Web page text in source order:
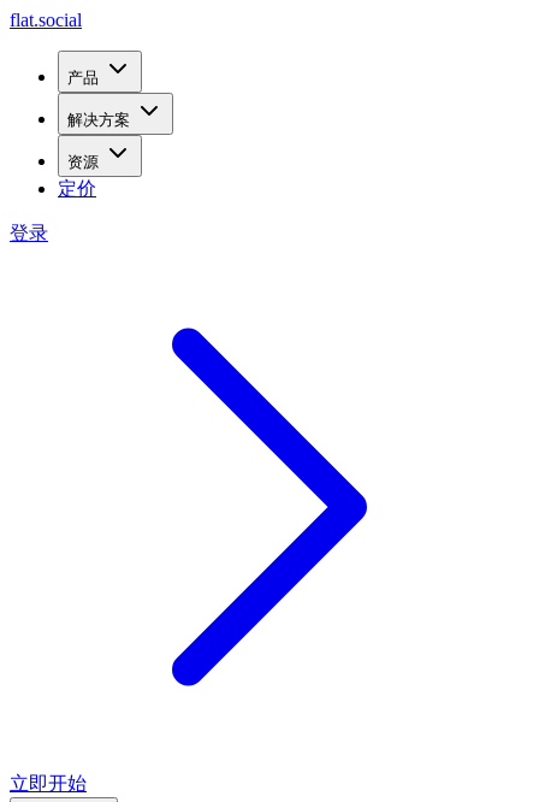
flat.social
产品
解决方案
资源
定价
登录
立即开始